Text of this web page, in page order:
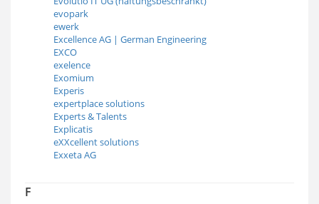
evopark
ewerk
Excellence AG | German Engineering
EXCO
exelence
Exomium
Experis
expertplace solutions
Experts & Talents
Explicatis
eXXcellent solutions
Exxeta AG
F